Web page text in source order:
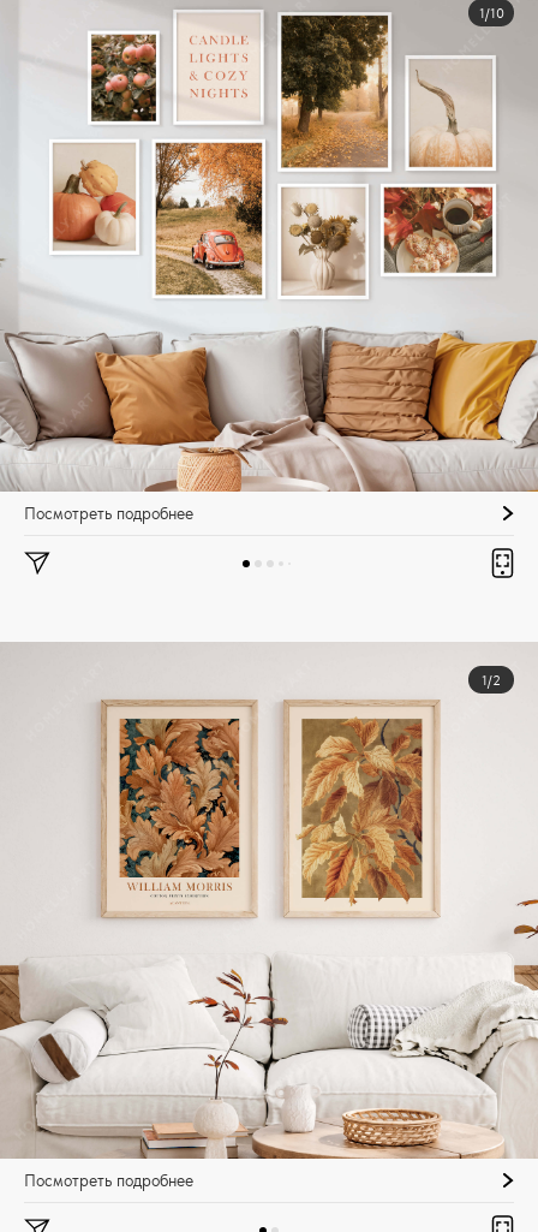
1/10
Посмотреть подробнее
1/2
Посмотреть подробнее